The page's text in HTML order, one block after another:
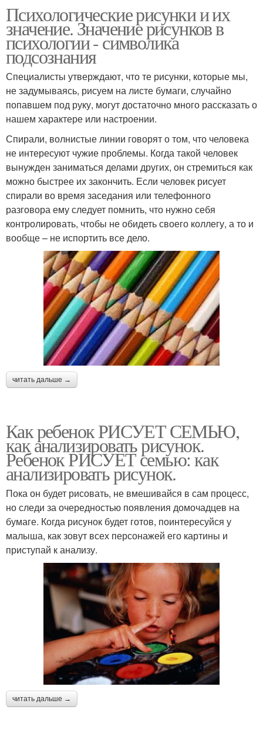
Психологические рисунки и их
значение. Значение рисунков в
психологии - символика
подсознания
Специалисты утверждают, что те рисунки, которые мы,
не задумываясь, рисуем на листе бумаги, случайно
попавшем под руку, могут достаточно много рассказать о
нашем характере или настроении.
Спирали, волнистые линии говорят о том, что человека
не интересуют чужие проблемы. Когда такой человек
вынужден заниматься делами других, он стремиться как
можно быстрее их закончить. Если человек рисует
спирали во время заседания или телефонного
разговора ему следует помнить, что нужно себя
контролировать, чтобы не обидеть своего коллегу, а то и
вообще – не испортить все дело.
читать дальше →
Как ребенок РИСУЕТ СЕМЬЮ,
как анализировать рисунок.
Ребенок РИСУЕТ семью: как
анализировать рисунок.
Пока он будет рисовать, не вмешивайся в сам процесс,
но следи за очередностью появления домочадцев на
бумаге. Когда рисунок будет готов, поинтересуйся у
малыша, как зовут всех персонажей его картины и
приступай к анализу.
читать дальше →